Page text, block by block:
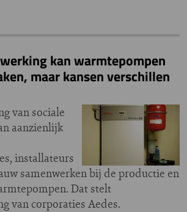
kan warmtepompen
maar kansen verschillen
van sociale
aanzienlijk
installateurs
samenwerken bij de productie en
Dat stelt
van corporaties Aedes.